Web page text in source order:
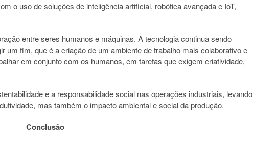
o uso de soluções de inteligência artificial, robótica avançada e IoT,
entre seres humanos e máquinas. A tecnologia continua sendo
um fim, que é a criação de um ambiente de trabalho mais colaborativo e
em conjunto com os humanos, em tarefas que exigem criatividade,
e a responsabilidade social nas operações industriais, levando
mas também o impacto ambiental e social da produção.
Conclusão